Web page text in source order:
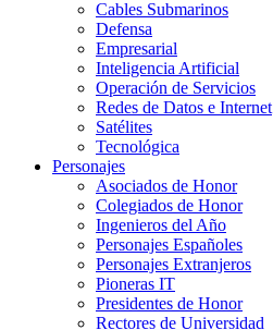
Cables Submarinos
Defensa
Empresarial
Inteligencia Artificial
Operación de Servicios
Redes de Datos e Internet
Satélites
Tecnológica
Personajes
Asociados de Honor
Colegiados de Honor
Ingenieros del Año
Personajes Españoles
Personajes Extranjeros
Pioneras IT
Presidentes de Honor
Rectores de Universidad